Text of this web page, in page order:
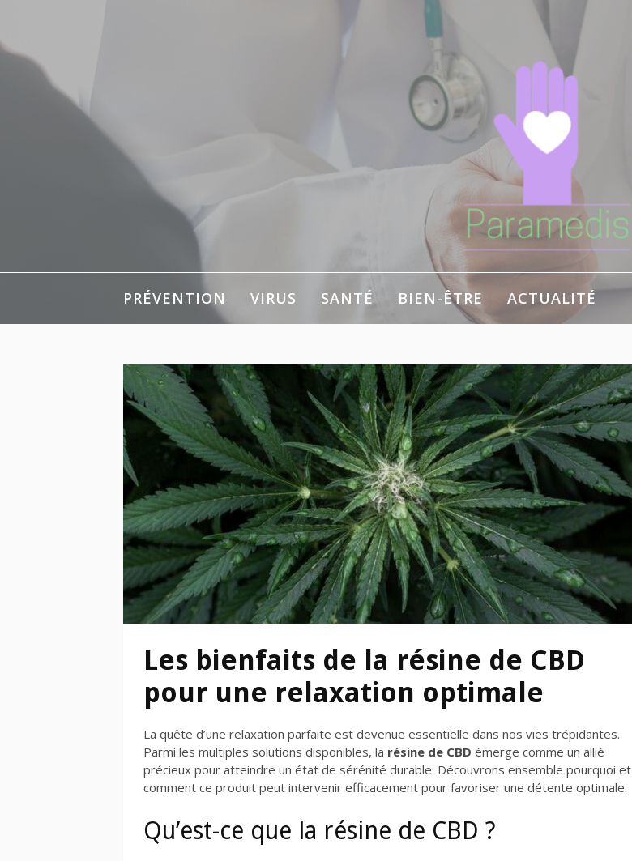
contenu
Pour votre bien-être
PRÉVENTION VIRUS SANTÉ BIEN-ÊTRE ACTUALITÉ
Les bienfaits de la résine de CBD
pour une relaxation optimale
La quête d’une relaxation parfaite est devenue essentielle dans nos vies trépidantes.
Parmi les multiples solutions disponibles, la résine de CBD émerge comme un allié
précieux pour atteindre un état de sérénité durable. Découvrons ensemble pourquoi et
comment ce produit peut intervenir efficacement pour favoriser une détente optimale.
Qu’est-ce que la résine de CBD ?